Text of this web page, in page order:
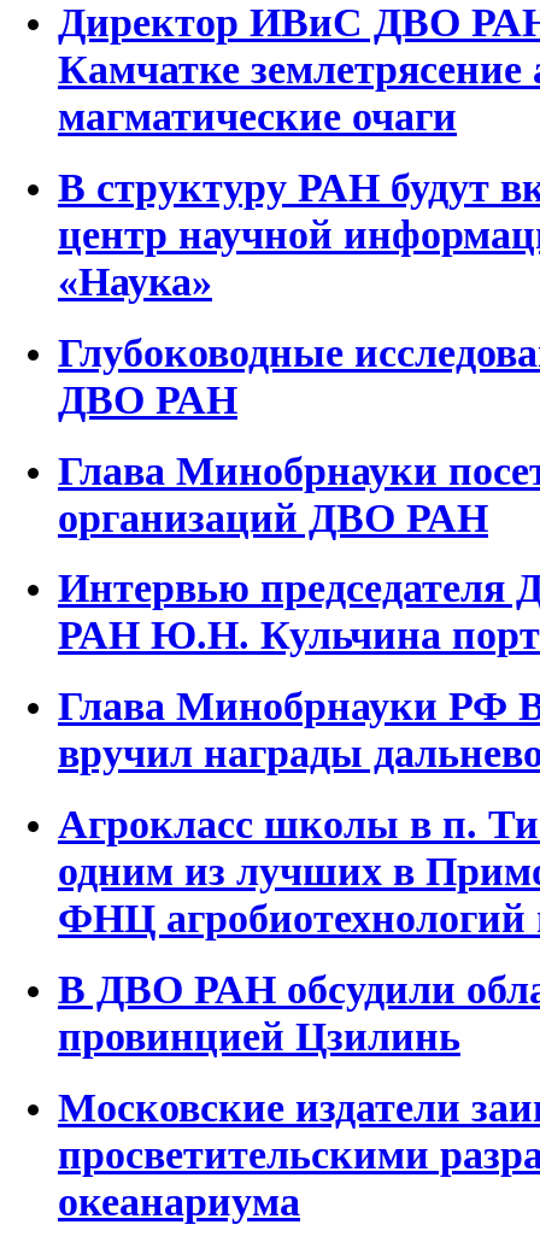
Директор ИВиС ДВО
Камчатке землетрясение
магматические очаги
В структуру РАН будут
центр научной
«Наука»
Глубоководные
ДВО РАН
Глава Минобрнауки
организаций ДВО РАН
Интервью
РАН Ю.Н. Кульчина
Глава Минобрнауки РФ
вручил награды
Агрокласс школы в п.
одним из лучших в
ФНЦ
В ДВО РАН обсудили
провинцией Цзилинь
Московские издатели
просветительскими
океанариума